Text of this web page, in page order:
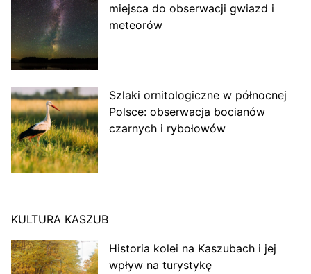
miejsca do obserwacji gwiazd i
meteorów
Szlaki ornitologiczne w północnej
Polsce: obserwacja bocianów
czarnych i rybołowów
KULTURA KASZUB
Historia kolei na Kaszubach i jej
wpływ na turystykę